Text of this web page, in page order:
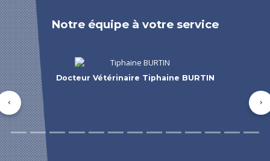
Notre équipe à votre service
Docteur Vétérinaire Marie-Lucie Saurel
Précédent